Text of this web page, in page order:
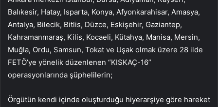
Balıkesir, Hatay, Isparta, Konya, Afyonkarahisar, Amasya,
Antalya, Bilecik, Bitlis, Düzce, Eskişehir, Gaziantep,
Kahramanmaraş, Kilis, Kocaeli, Kütahya, Manisa, Mersin,
Muğla, Ordu, Samsun, Tokat ve Uşak olmak üzere 28 ilde
FETÖ’ye yönelik düzenlenen “KISKAÇ-16”
operasyonlarında şüphelilerin;
Örgütün kendi içinde oluşturduğu hiyerarşiye göre hareket